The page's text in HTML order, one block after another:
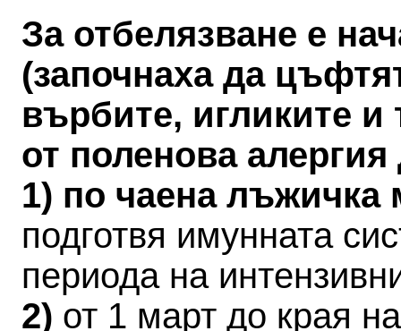
За отбелязване е
(започнаха да
върбите, игликите
от поленова
1) по чаена
подготвя имунната
периода на
2) от 1 март до края